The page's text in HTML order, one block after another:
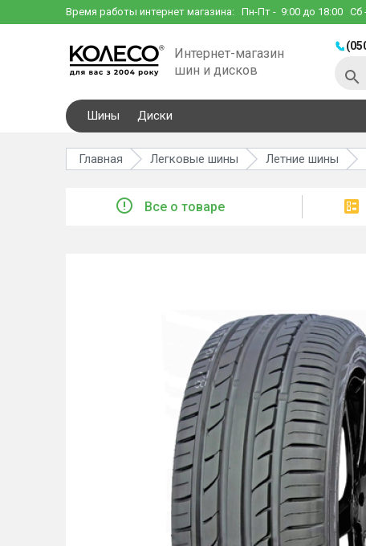
Время работы интернет магазина: Пн-Пт - 9:00 до 18:00 Сб
Интернет-магазин
шин и дисков
Шины Диски
Главная Легковые шины Летние шины
Все о товаре